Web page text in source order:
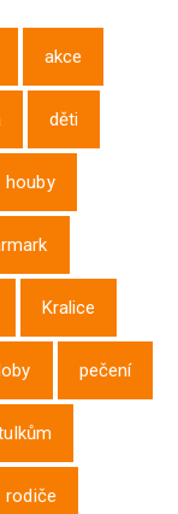
akce
děti
houby
Kralice
pečení
rodiče